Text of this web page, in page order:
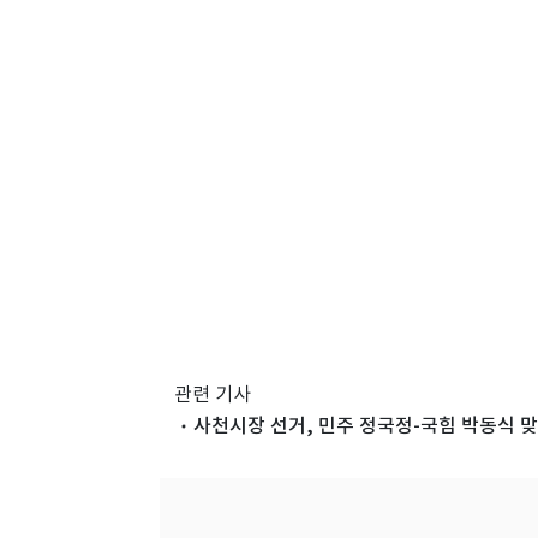
관련 기사
사천시장 선거, 민주 정국정-국힘 박동식